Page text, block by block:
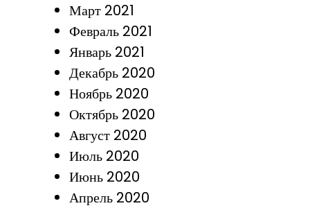
Март 2021
Февраль 2021
Январь 2021
Декабрь 2020
Ноябрь 2020
Октябрь 2020
Август 2020
Июль 2020
Июнь 2020
Апрель 2020